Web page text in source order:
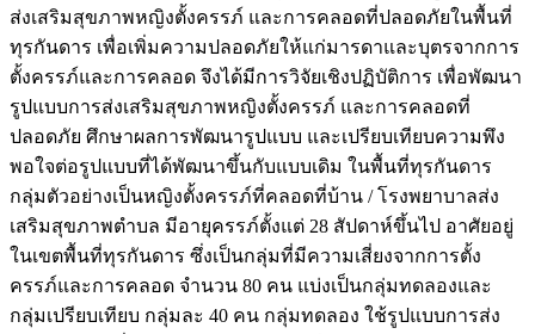
ส่งเสริมสุขภาพหญิงตั้งครรภ์ และการคลอดที่ปลอดภัยในพื้นที่
ทุรกันดาร เพื่อเพิ่มความปลอดภัยให้แก่มารดาและบุตรจากการ
ตั้งครรภ์และการคลอด จึงได้มีการวิจัยเชิงปฏิบัติการ เพื่อพัฒนา
รูปแบบการส่งเสริมสุขภาพหญิงตั้งครรภ์ และการคลอดที่
ปลอดภัย ศึกษาผลการพัฒนารูปแบบ และเปรียบเทียบความพึง
พอใจต่อรูปแบบที่ได้พัฒนาขึ้นกับแบบเดิม ในพื้นที่ทุรกันดาร
กลุ่มตัวอย่างเป็นหญิงตั้งครรภ์ที่คลอดที่บ้าน / โรงพยาบาลส่ง
เสริมสุขภาพตำบล มีอายุครรภ์ตั้งแต่ 28 สัปดาห์ขึ้นไป อาศัยอยู่
ในเขตพื้นที่ทุรกันดาร ซึ่งเป็นกลุ่มที่มีความเสี่ยงจากการตั้ง
ครรภ์และการคลอด จำนวน 80 คน แบ่งเป็นกลุ่มทดลองและ
กลุ่มเปรียบเทียบ กลุ่มละ 40 คน กลุ่มทดลอง ใช้รูปแบบการส่ง